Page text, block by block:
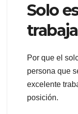
Solo
Por que el
persona que
excelente
posición.